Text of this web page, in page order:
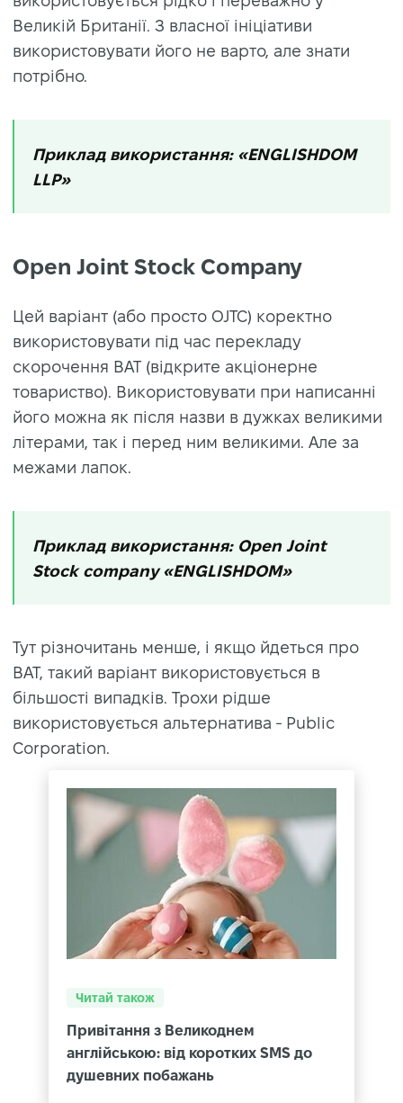
Великій Британії. З власної ініціативи
використовувати його не варто, але знати
потрібно.
Приклад використання: «ENGLISHDOM
LLP»
Open Joint Stock Company
Цей варіант (або просто OJTC) коректно
використовувати під час перекладу
скорочення ВАТ (відкрите акціонерне
товариство). Використовувати при написанні
його можна як після назви в дужках великими
літерами, так і перед ним великими. Але за
межами лапок.
Приклад використання: Open Joint
Stock company «ENGLISHDOM»
Тут різночитань менше, і якщо йдеться про
ВАТ, такий варіант використовується в
більшості випадків. Трохи рідше
використовується альтернатива - Public
Corporation.
Читай також
Привітання з Великоднем
англійською: від коротких SMS до
душевних побажань